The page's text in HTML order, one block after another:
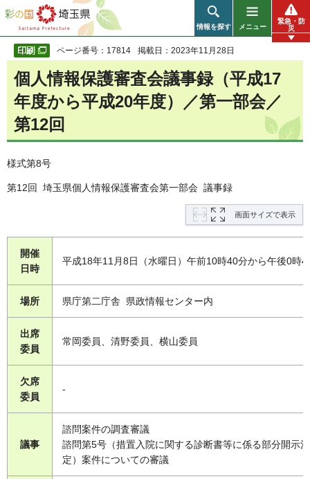
彩の国 埼玉県
情報を探す メニュー
緊急・防
災
ページ番号：17814 掲載日：2023年11月28日
個人情報保護審査会議事録（平成17
年度から平成20年度）／第一部会／
第12回
様式第8号
第12回 埼玉県個人情報保護審査会第一部会 議事録
画面サイズで表示
開催
日時
平成18年11月8日（水曜日）午前10時40分から午後0時
場所 県庁第二庁舎 県政情報センター内
出席
委員
常岡委員、清野委員、横山委員
欠席
委員
-
議事
諮問案件の調査審議
諮問第5号（措置入院に関する診断書等に係る部分開示決
定）案件についての審議